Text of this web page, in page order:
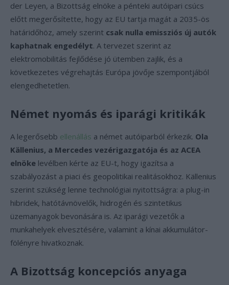
der Leyen, a Bizottság elnöke a pénteki autóipari csúcs
előtt megerősítette, hogy az EU tartja magát a 2035-ös
határidőhöz, amely szerint csak nulla emissziós új autók
kaphatnak engedélyt. A tervezet szerint az
elektromobilitás fejlődése jó ütemben zajlik, és a
következetes végrehajtás Európa jövője szempontjából
elengedhetetlen.
Német nyomás és iparági kritikák
A legerősebb ellenállás a német autóiparból érkezik. Ola
Källenius, a Mercedes vezérigazgatója és az ACEA
elnöke levélben kérte az EU-t, hogy igazítsa a
szabályozást a piaci és geopolitikai realitásokhoz. Källenius
szerint szükség lenne technológiai nyitottságra: a plug-in
hibridek, hatótávnövelők, hidrogén és szintetikus
üzemanyagok bevonására is. Az iparági vezetők a
munkahelyek elvesztésére, valamint a kínai akkumulátor-
fölényre hivatkoznak.
A Bizottság koncepciós anyaga